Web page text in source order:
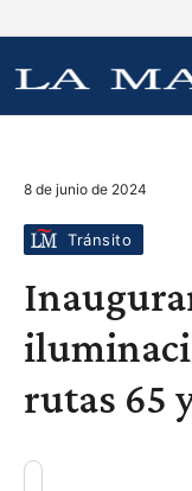
8 de junio de 2024
Tránsito
rutas 65